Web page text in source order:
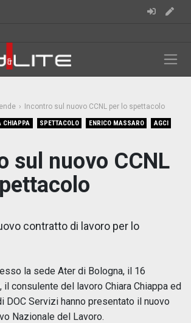
Incontro sul nuovo CCNL per lo spettacolo
CHIAPPA SPETTACOLO ENRICO MASSARO
AGCI
sul nuovo CCNL
contratto di lavoro per lo
la sede Ater di Bologna, il 16
consulente del lavoro Chiara Chiappa ed
DOC Servizi hanno presentato il nuovo
Nazionale del Lavoro.